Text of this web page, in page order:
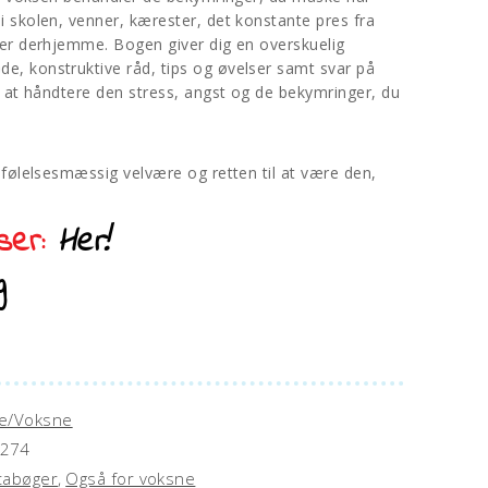
antal
skolen, venner, kærester, det konstante pres fra
derhjemme. Bogen giver dig en overskuelig
konstruktive råd, tips og øvelser samt svar på
håndtere den stress, angst og de bekymringer, du
velvære og retten til at være den,
Her!
Voksne
, Også for voksne